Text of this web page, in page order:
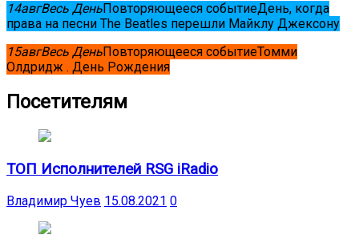
14авгВесь ДеньПовторяющееся событиеДень, когда
права на песни The Beatles перешли Майклу Джексону
15авгВесь ДеньПовторяющееся событиеТомми
Олдридж . День Рождения
Посетителям
ТОП Исполнителей RSG iRadio
Владимир Чуев 15.08.2021 0